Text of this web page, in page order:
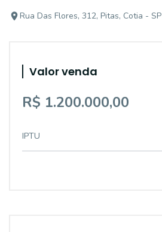
Rua Das Flores, 312, Pitas, Cotia - SP
Valor venda
R$ 1.200.000,00
IPTU